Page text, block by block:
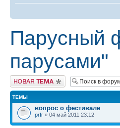
Парусный
парусами"
Новая тема
ТЕМЫ
вопрос о фестивале
prfr » 04 май 2011 23:12